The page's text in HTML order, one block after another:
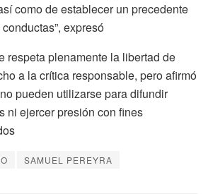
como de establecer un precedente
expresó
respeta plenamente la libertad de
a la crítica responsable, pero afirmó
pueden utilizarse para difundir
ni ejercer presión con fines
SAMUEL PEREYRA